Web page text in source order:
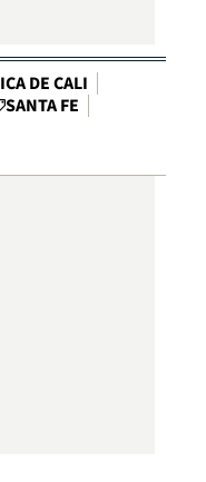
DE CALI
SANTA FE